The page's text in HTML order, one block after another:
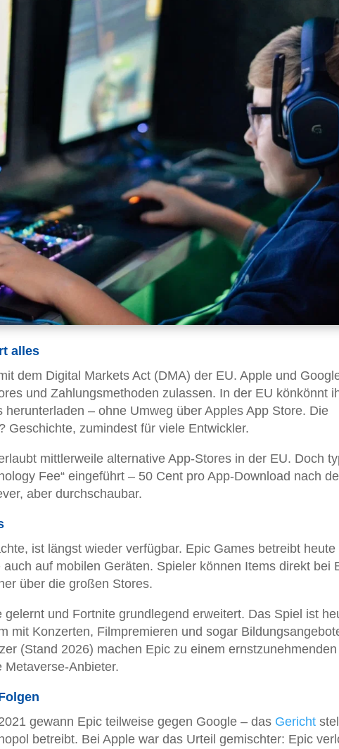
alles
dem Digital Markets Act (DMA) der EU. Apple und
und Zahlungsmethoden zulassen. In der EU könkönnt
herunterladen – ohne Umweg über Apples App Store. Die
Geschichte, zumindest für viele Entwickler.
mittlerweile alternative App-Stores in der EU. Doch
Fee“ eingeführt – 50 Cent pro App-Download nach
aber durchschaubar.
ist längst wieder verfügbar. Epic Games betreibt heute
auf mobilen Geräten. Spieler können Items direkt bei
über die großen Stores.
und Fortnite grundlegend erweitert. Das Spiel ist
mit Konzerten, Filmpremieren und sogar
(Stand 2026) machen Epic zu einem ernstzunehmenden
Metaverse-Anbieter.
gewann Epic teilweise gegen Google – das Gericht
betreibt. Bei Apple war das Urteil gemischter: Epic